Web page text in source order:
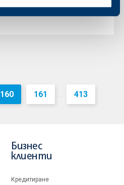
160 161 ... 413
Бизнес
клиенти
Кредитиране